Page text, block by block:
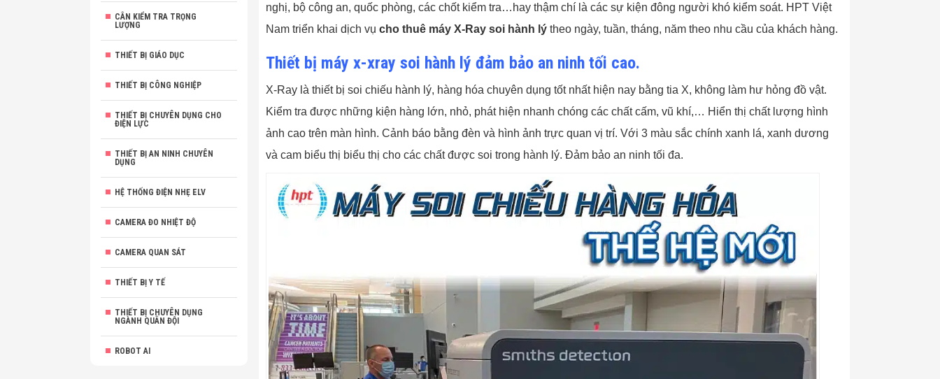
CÂN KIỂM TRA TRỌNG
LƯỢNG
THIẾT BỊ GIÁO DỤC
THIẾT BỊ CÔNG NGHIỆP
THIẾT BỊ CHUYÊN DỤNG CHO
ĐIỆN LỰC
THIẾT BỊ AN NINH CHUYÊN
DỤNG
HỆ THỐNG ĐIỆN NHẸ ELV
CAMERA ĐO NHIỆT ĐỘ
CAMERA QUAN SÁT
THIẾT BỊ Y TẾ
THIẾT BỊ CHUYÊN DỤNG
NGÀNH QUÂN ĐỘI
ROBOT AI
nghị, bộ công an, quốc phòng, các chốt kiểm tra…hay thậm chí là các sự kiện đông người khó kiểm soát. HPT Việt
Nam triển khai dịch vụ cho thuê máy X-Ray soi hành lý theo ngày, tuần, tháng, năm theo nhu cầu của khách hàng.
Thiết bị máy x-xray soi hành lý đảm bảo an ninh tối cao.
X-Ray là thiết bị soi chiếu hành lý, hàng hóa chuyên dụng tốt nhất hiện nay bằng tia X, không làm hư hỏng đồ vật.
Kiểm tra được những kiện hàng lớn, nhỏ, phát hiện nhanh chóng các chất cấm, vũ khí,… Hiển thị chất lượng hình
ảnh cao trên màn hình. Cảnh báo bằng đèn và hình ảnh trực quan vị trí. Với 3 màu sắc chính xanh lá, xanh dương
và cam biểu thị biểu thị cho các chất được soi trong hành lý. Đảm bảo an ninh tối đa.